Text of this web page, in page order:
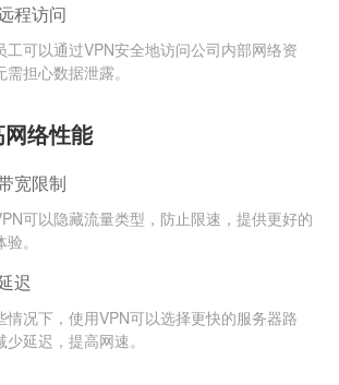
程访问
工可以通过VPN安全地访问公司内部网络资
需担心数据泄露。
络性能
宽限制
可以隐藏流量类型，防止限速，提供更好的
。
迟
情况下，使用VPN可以选择更快的服务器路
少延迟，提高网速。